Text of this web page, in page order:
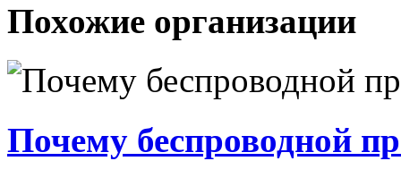
Похожие организации
Почему беспроводной